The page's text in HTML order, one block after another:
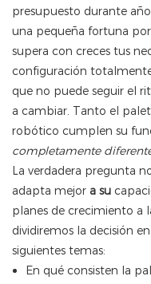
presupuesto durante
una pequeña fortuna
supera con creces tus
configuración
que no puede seguir el
a cambiar. Tanto el
robótico cumplen su
completamente
La verdadera pregunta
adapta mejor a su
planes de crecimiento a
dividiremos la decisión
siguientes temas:
En qué consisten la